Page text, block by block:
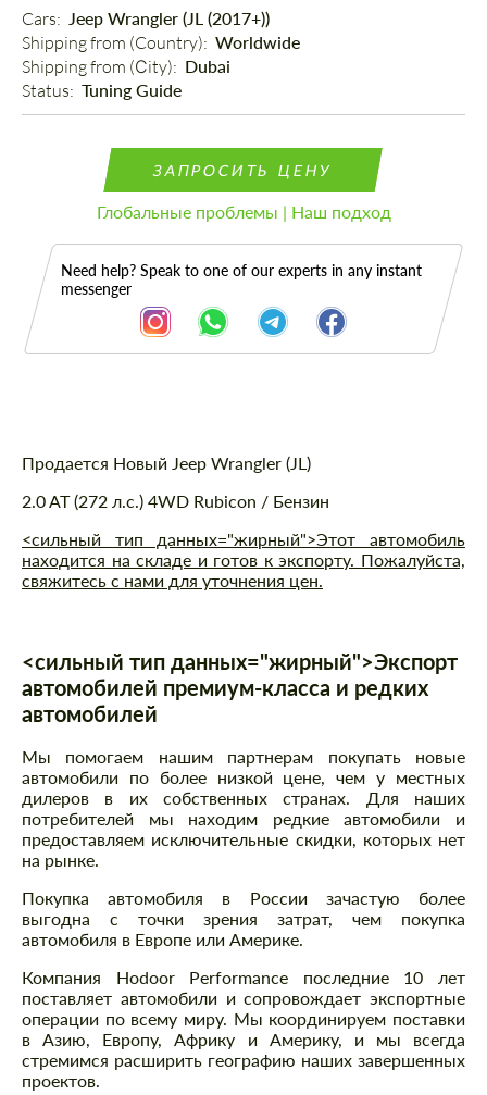
Cars: Jeep Wrangler (JL (2017+))
Shipping from (Country): Worldwide
Shipping from (Сity): Dubai
Status: Tuning Guide
ЗАПРОСИТЬ ЦЕНУ
Глобальные проблемы | Наш подход
Need help? Speak to one of our experts in any instant
messenger
Описание
Продается Новый Jeep Wrangler (JL)
2.0 AT (272 л.с.) 4WD Rubicon / Бензин
<сильный тип данных="жирный">Этот автомобиль
находится на складе и готов к экспорту. Пожалуйста,
свяжитесь с нами для уточнения цен.
<сильный тип данных="жирный">Экспорт
автомобилей премиум-класса и редких
автомобилей
Мы помогаем нашим партнерам покупать новые
автомобили по более низкой цене, чем у местных
дилеров в их собственных странах. Для наших
потребителей мы находим редкие автомобили и
предоставляем исключительные скидки, которых нет
на рынке.
Покупка автомобиля в России зачастую более
выгодна с точки зрения затрат, чем покупка
автомобиля в Европе или Америке.
Компания Hodoor Performance последние 10 лет
поставляет автомобили и сопровождает экспортные
операции по всему миру. Мы координируем поставки
в Азию, Европу, Африку и Америку, и мы всегда
стремимся расширить географию наших завершенных
проектов.